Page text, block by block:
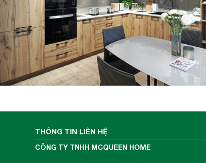
THÔNG TIN LIÊN HỆ
CÔNG TY TNHH MCQUEEN HOME